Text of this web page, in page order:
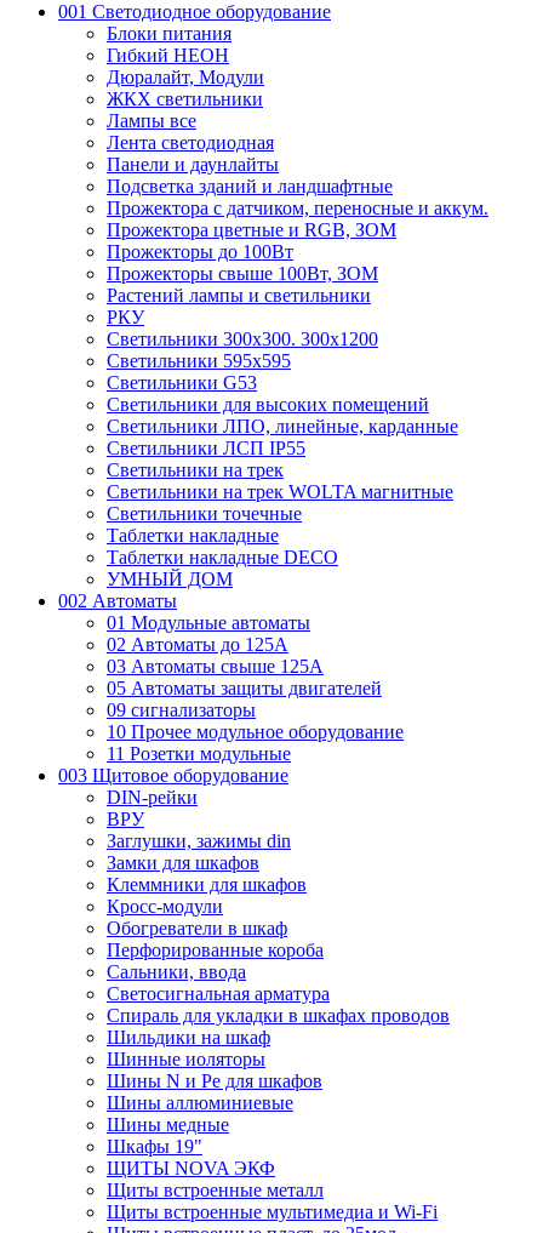
001 Светодиодное оборудование
Блоки питания
Гибкий НЕОН
Дюралайт, Модули
ЖКХ светильники
Лампы все
Лента светодиодная
Панели и даунлайты
Подсветка зданий и ландшафтные
Прожектора с датчиком, переносные и аккум.
Прожектора цветные и RGB, ЗОМ
Прожекторы до 100Вт
Прожекторы свыше 100Вт, ЗОМ
Растений лампы и светильники
РКУ
Светильники 300х300. 300х1200
Светильники 595х595
Светильники G53
Светильники для высоких помещений
Светильники ЛПО, линейные, карданные
Светильники ЛСП IP55
Светильники на трек
Светильники на трек WOLTA магнитные
Светильники точечные
Таблетки накладные
Таблетки накладные DECO
УМНЫЙ ДОМ
002 Автоматы
01 Модульные автоматы
02 Автоматы до 125А
03 Автоматы свыше 125А
05 Автоматы защиты двигателей
09 сигнализаторы
10 Прочее модульное оборудование
11 Розетки модульные
003 Щитовое оборудование
DIN-рейки
ВРУ
Заглушки, зажимы din
Замки для шкафов
Клеммники для шкафов
Кросс-модули
Обогреватели в шкаф
Перфорированные короба
Сальники, ввода
Светосигнальная арматура
Спираль для укладки в шкафах проводов
Шильдики на шкаф
Шинные иоляторы
Шины N и Pe для шкафов
Шины аллюминиевые
Шины медные
Шкафы 19"
ЩИТЫ NOVA ЭКФ
Щиты встроенные металл
Щиты встроенные мультимедиа и Wi-Fi